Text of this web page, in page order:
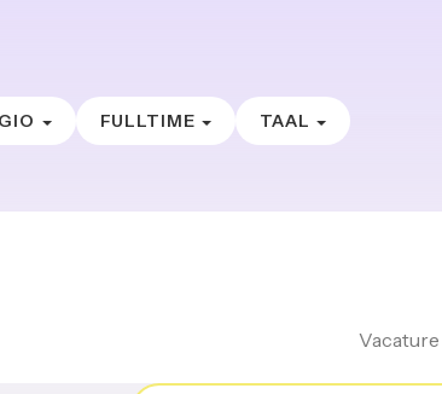
FULLTIME TAAL